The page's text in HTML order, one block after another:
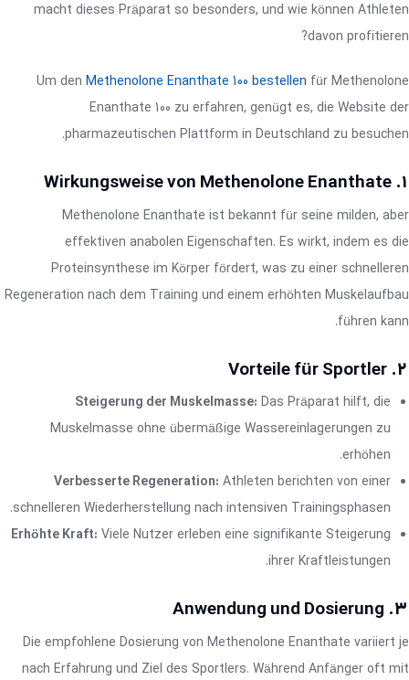
macht dieses Präparat so besonders, und wie können Athleten
davon profitieren?
Um den Methenolone Enanthate 100 bestellen für Methenolone
Enanthate 100 zu erfahren, genügt es, die Website der
pharmazeutischen Plattform in Deutschland zu besuchen.
1. Wirkungsweise von Methenolone Enanthate
Methenolone Enanthate ist bekannt für seine milden, aber
effektiven anabolen Eigenschaften. Es wirkt, indem es die
Proteinsynthese im Körper fördert, was zu einer schnelleren
Regeneration nach dem Training und einem erhöhten Muskelaufbau
führen kann.
2. Vorteile für Sportler
Steigerung der Muskelmasse: Das Präparat hilft, die
Muskelmasse ohne übermäßige Wassereinlagerungen zu
erhöhen.
Verbesserte Regeneration: Athleten berichten von einer
schnelleren Wiederherstellung nach intensiven Trainingsphasen.
Erhöhte Kraft: Viele Nutzer erleben eine signifikante Steigerung
ihrer Kraftleistungen.
3. Anwendung und Dosierung
Die empfohlene Dosierung von Methenolone Enanthate variiert je
nach Erfahrung und Ziel des Sportlers. Während Anfänger oft mit